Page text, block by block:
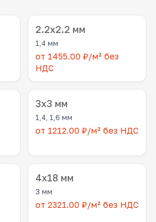
2.2x2.2 мм
1,4 мм
от 1455.00 ₽/м² без
НДС
3x3 мм
1,4, 1,6 мм
от 1212.00 ₽/м² без НДС
4x18 мм
3 мм
от 2321.00 ₽/м² без НДС